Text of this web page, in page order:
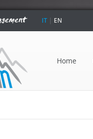
IT | EN
Home